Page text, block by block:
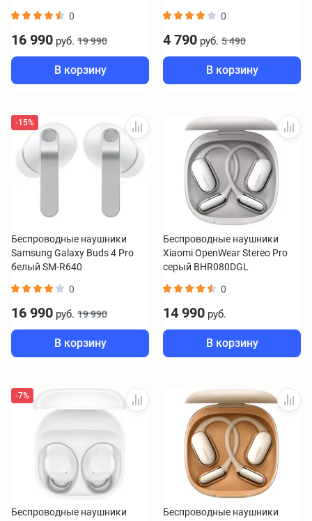
0
16 990 руб. 19 990
В корзину
0
4 790 руб. 5 490
В корзину
-15%
Беспроводные наушники
Samsung Galaxy Buds 4 Pro
белый SM-R640
0
16 990 руб. 19 990
В корзину
Беспроводные наушники
Xiaomi OpenWear Stereo Pro
серый BHR080DGL
0
14 990 руб.
В корзину
-7%
Беспроводные наушники
Беспроводные наушники